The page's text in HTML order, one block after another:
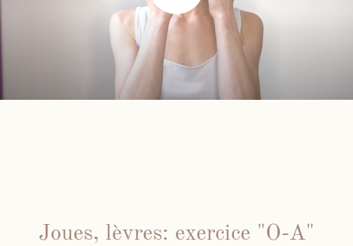
Joues, lèvres: exercice "O-A"